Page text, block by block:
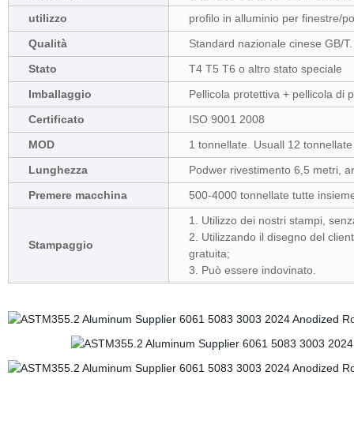
utilizzo
profilo in alluminio per finestre/
Qualità
Standard nazionale cinese GB/T.
Stato
T4 T5 T6 o altro stato speciale
Imballaggio
Pellicola protettiva + pellicola di
Certificato
ISO 9001 2008
MOD
1 tonnellate. Usuall 12
Lunghezza
Podwer rivestimento 6,5 metri,
Premere macchina
500-4000 tonnellate tutte
Stampaggio
1. Utilizzo dei nostri stampi,
2. Utilizzando il disegno del
gratuita;
3. Può essere indovinato.